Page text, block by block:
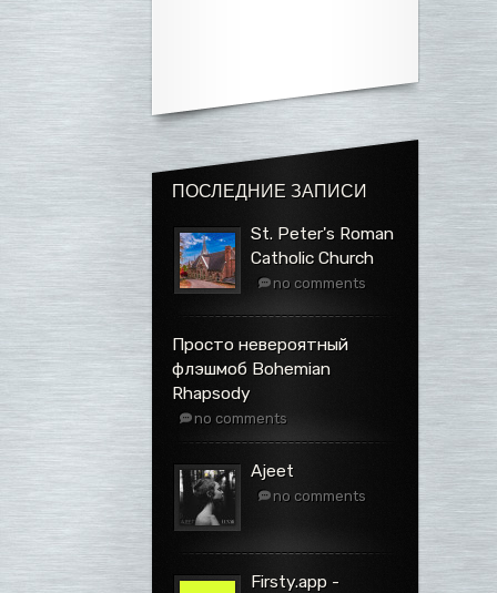
ПОСЛЕДНИЕ ЗАПИСИ
St. Peter's Roman
Catholic Church
no comments
Просто невероятный
флэшмоб Bohemian
Rhapsody
no comments
Ajeet
no comments
Firsty.app -